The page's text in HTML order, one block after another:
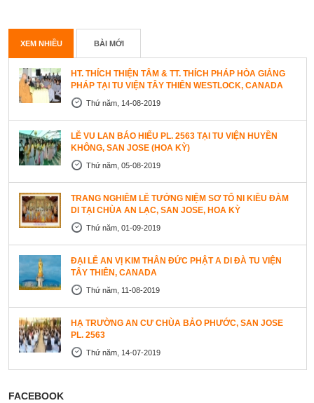
XEM NHIỀU BÀI MỚI
HT. THÍCH THIỆN TÂM & TT. THÍCH PHÁP HÒA GIẢNG
PHÁP TẠI TU VIỆN TÂY THIÊN WESTLOCK, CANADA
Thứ năm, 14-08-2019
LỄ VU LAN BÁO HIẾU PL. 2563 TẠI TU VIỆN HUYỀN
KHÔNG, SAN JOSE (HOA KỲ)
Thứ năm, 05-08-2019
TRANG NGHIÊM LỄ TƯỞNG NIỆM SƠ TỔ NI KIỀU ĐÀM
DI TẠI CHÙA AN LẠC, SAN JOSE, HOA KỲ
Thứ năm, 01-09-2019
ĐẠI LỄ AN VỊ KIM THÂN ĐỨC PHẬT A DI ĐÀ TU VIỆN
TÂY THIÊN, CANADA
Thứ năm, 11-08-2019
HẠ TRƯỜNG AN CƯ CHÙA BẢO PHƯỚC, SAN JOSE
PL. 2563
Thứ năm, 14-07-2019
FACEBOOK